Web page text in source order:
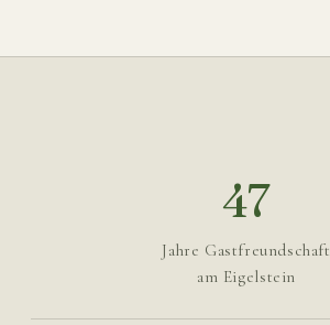
47
Jahre Gastfreundschaft
am Eigelstein